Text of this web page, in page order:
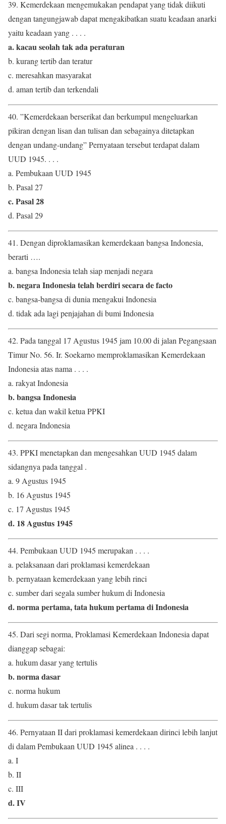
39. Kemerdekaan mengemukakan pendapat yang tidak diikuti
dengan tangungjawab dapat mengakibatkan suatu keadaan anarki
yaitu keadaan yang . . . .
a. kacau seolah tak ada peraturan
b. kurang tertib dan teratur
c. meresahkan masyarakat
d. aman tertib dan terkendali
40. ”Kemerdekaan berserikat dan berkumpul mengeluarkan
pikiran dengan lisan dan tulisan dan sebagainya ditetapkan
dengan undang-undang” Pernyataan tersebut terdapat dalam
UUD 1945. . . .
a. Pembukaan UUD 1945
b. Pasal 27
c. Pasal 28
d. Pasal 29
41. Dengan diproklamasikan kemerdekaan bangsa Indonesia,
berarti ….
a. bangsa Indonesia telah siap menjadi negara
b. negara Indonesia telah berdiri secara de facto
c. bangsa-bangsa di dunia mengakui Indonesia
d. tidak ada lagi penjajahan di bumi Indonesia
42. Pada tanggal 17 Agustus 1945 jam 10.00 di jalan Pegangsaan
Timur No. 56. Ir. Soekarno memproklamasikan Kemerdekaan
Indonesia atas nama . . . .
a. rakyat Indonesia
b. bangsa Indonesia
c. ketua dan wakil ketua PPKI
d. negara Indonesia
43. PPKI menetapkan dan mengesahkan UUD 1945 dalam
sidangnya pada tanggal .
a. 9 Agustus 1945
b. 16 Agustus 1945
c. 17 Agustus 1945
d. 18 Agustus 1945
44. Pembukaan UUD 1945 merupakan . . . .
a. pelaksanaan dari proklamasi kemerdekaan
b. pernyataan kemerdekaan yang lebih rinci
c. sumber dari segala sumber hukum di Indonesia
d. norma pertama, tata hukum pertama di Indonesia
45. Dari segi norma, Proklamasi Kemerdekaan Indonesia dapat
dianggap sebagai:
a. hukum dasar yang tertulis
b. norma dasar
c. norma hukum
d. hukum dasar tak tertulis
46. Pernyataan II dari proklamasi kemerdekaan dirinci lebih lanjut
di dalam Pembukaan UUD 1945 alinea . . . .
a. I
b. II
c. III
d. IV